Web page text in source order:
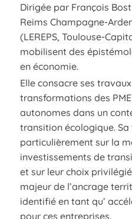
Dirigée par François
Reims Champagne-
(LEREPS, Toulouse-
mobilisent des
en économie.
Elle consacre ses
transformations des
autonomes dans un
transition écologique.
particulièrement sur la
investissements de
et sur leur choix
majeur de l’ancrage
identifié en tant qu’
pour ces entreprises.